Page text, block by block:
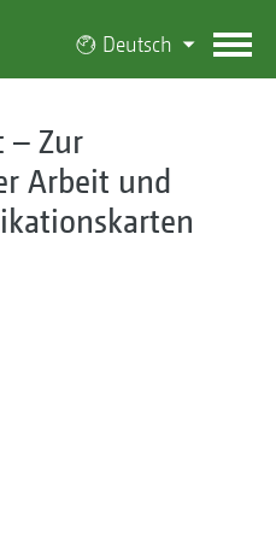
Deutsch
– Zur
Arbeit und